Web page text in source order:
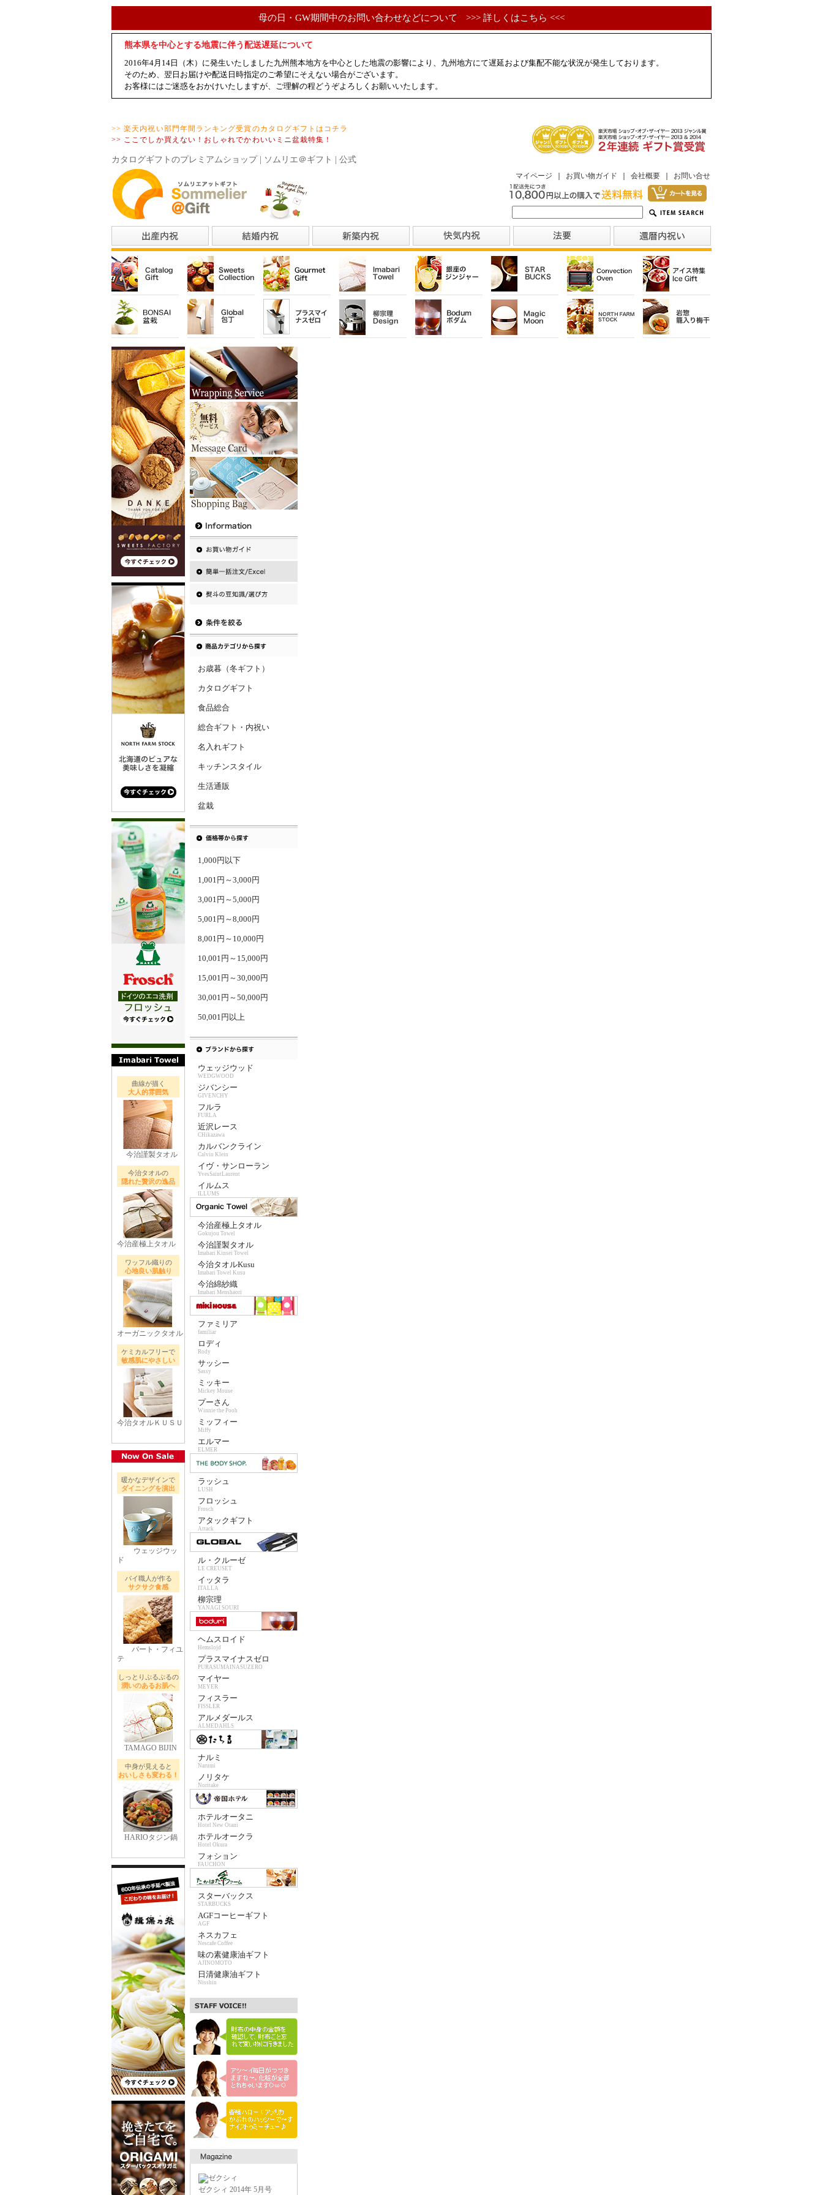
母の日・GW期間中のお問い合わせなどについて >>> 詳しくはこちら <<<
熊本県を中心とする地震に伴う配送遅延について
2016年4月14日（木）に発生いたしました九州熊本地方を中心とした地震の影響により、九州地方にて遅延および集配不能な状況が発生しております。
そのため、翌日お届けや配送日時指定のご希望にそえない場合がございます。
お客様にはご迷惑をおかけいたしますが、ご理解の程どうぞよろしくお願いいたします。
>> 楽天内祝い部門年間ランキング受賞のカタログギフトはコチラ
>> ここでしか買えない！おしゃれでかわいいミニ盆栽特集！
カタログギフトのプレミアムショップ | ソムリエ＠ギフト | 公式
お問い合せ
会社概要
お買い物ガイド
マイページ
0
曲線が描く
大人的雰囲気
今治謹製タオル
今治タオルの
隠れた贅沢の逸品
今治産極上タオル
ワッフル織りの
心地良い肌触り
オーガニックタオル
ケミカルフリーで
敏感肌にやさしい
今治タオルＫＵＳＵ
暖かなデザインで
ダイニングを演出
ウェッジウッ
ド
パイ職人が作る
サクサク食感
パート・フィユ
テ
しっとりぷるぷるの
潤いのあるお肌へ
TAMAGO BIJIN
中身が見えると
おいしさも変わる！
HARIOタジン鍋
お歳暮（冬ギフト）
カタログギフト
食品総合
総合ギフト・内祝い
名入れギフト
キッチンスタイル
生活通販
盆栽
1,000円以下
1,001円～3,000円
3,001円～5,000円
5,001円～8,000円
8,001円～10,000円
10,001円～15,000円
15,001円～30,000円
30,001円～50,000円
50,001円以上
ウェッジウッド
WEDGWOOD
ジバンシー
GIVENCHY
フルラ
FURLA
近沢レース
CHikazawa
カルバンクライン
Calvin Klein
イヴ・サンローラン
YvesSaintLaurent
イルムス
ILLUMS
今治産極上タオル
Gokujou Towel
今治謹製タオル
Imabari Kinsei Towel
今治タオルKusu
Imabari Towel Kusu
今治綿紗織
Imabari Menshaori
ファミリア
familiar
ロディ
Rody
サッシー
Sassy
ミッキー
Mickey Mouse
プーさん
Winnie the Pooh
ミッフィー
Miffy
エルマー
ELMER
ラッシュ
LUSH
フロッシュ
Frosch
アタックギフト
Attack
ル・クルーゼ
LE CREUSET
イッタラ
ITALLA
柳宗理
YANAGI SOURI
ヘムスロイド
Hemslojd
プラスマイナスゼロ
PURASUMAINASUZERO
マイヤー
MEYER
フィスラー
FISSLER
アルメダールス
ALMEDAHLS
ナルミ
Narumi
ノリタケ
Noritake
ホテルオータニ
Hotel New Otani
ホテルオークラ
Hotel Okura
フォション
FAUCHON
スターバックス
STARBUCKS
AGFコーヒーギフト
AGF
ネスカフェ
Nescafe Coffee
味の素健康油ギフト
AJINOMOTO
日清健康油ギフト
Nisshin
ゼクシィ 2014年 5月号